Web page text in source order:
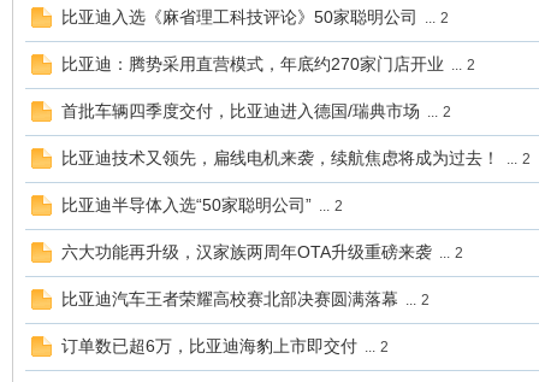
比亚迪入选《麻省理工科技评论》50家聪明公司 ... 2
比亚迪：腾势采用直营模式，年底约270家门店开业 ... 2
首批车辆四季度交付，比亚迪进入德国/瑞典市场 ... 2
比亚迪技术又领先，扁线电机来袭，续航焦虑将成为过去！ ... 2
比亚迪半导体入选“50家聪明公司” ... 2
六大功能再升级，汉家族两周年OTA升级重磅来袭 ... 2
比亚迪汽车王者荣耀高校赛北部决赛圆满落幕 ... 2
订单数已超6万，比亚迪海豹上市即交付 ... 2